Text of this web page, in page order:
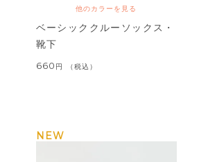
他のカラーを見る
ベーシッククルーソックス・
靴下
660 税込
NEW